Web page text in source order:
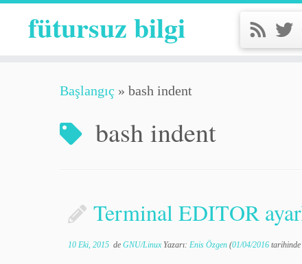
fütursuz bilgi
Başlangıç » bash indent
bash indent
Terminal EDITOR
10 Eki, 2015de GNU/Linux Yazarı: Enis Özgen(01/04/2016tarihinde